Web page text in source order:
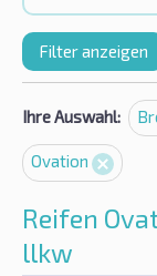
Filter anzeigen
Ihre Auswahl:
Ovation
Reifen
llkw